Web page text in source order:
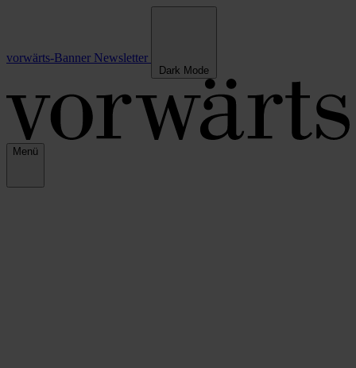
vorwärts-Banner Newsletter
Dark Mode
Menü